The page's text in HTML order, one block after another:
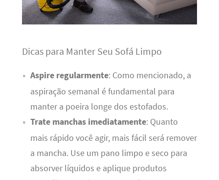
Dicas para Manter Seu Sofá Limpo
Aspire regularmente: Como mencionado, a
aspiração semanal é fundamental para
manter a poeira longe dos estofados.
Trate manchas imediatamente: Quanto
mais rápido você agir, mais fácil será remover
a mancha. Use um pano limpo e seco para
absorver líquidos e aplique produtos